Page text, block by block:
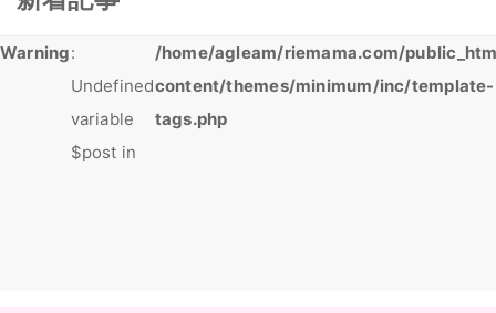
Warning:
Undefined
variable
$post in
/home/agleam/riemama.com/
content/themes/minimum/inc/template-
tags.php